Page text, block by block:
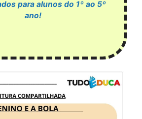
para alunos do 1º ao 5º
ano!